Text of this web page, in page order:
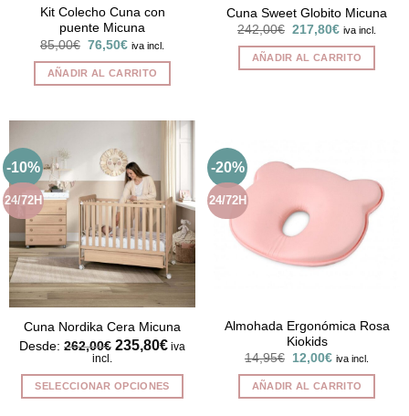
página
de
producto
Kit Colecho Cuna con
puente Micuna
85,00€ El
precio
original
era:
76,50€El
actual
es:
iva incl.
AÑADIR AL CARRITO
Cuna Sweet Globito Micuna
242,00€ El
original
era:
217,80€El
actual
es:
iva incl.
AÑADIR AL CARRITO
-10%
24/72H
Cuna Nordika Cera Micuna
Desde: 262,00€ 235,80€ iva
incl.
SELECCIONAR OPCIONES
-20%
24/72H
Almohada Ergonómica Rosa
Kiokids
14,95€
El
original
era:
12,00€El
actual
es:
iva incl.
AÑADIR AL CARRITO